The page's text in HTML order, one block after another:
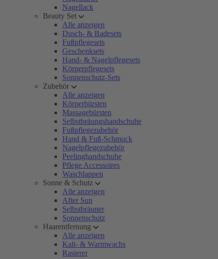
Nagellack
Beauty Set
Alle anzeigen
Dusch- & Badesets
Fußpflegesets
Geschenksets
Hand- & Nagelpflegesets
Körperpflegesets
Sonnenschutz-Sets
Zubehör
Alle anzeigen
Körperbürsten
Massagebürsten
Selbstbräungshandschuhe
Fußpflegezubehör
Hand & Fuß-Schmuck
Nagelpflegezubehör
Peelinghandschuhe
Pflege Accessoires
Waschlappen
Sonne & Schutz
Alle anzeigen
After Sun
Selbstbräuner
Sonnenschutz
Haarentfernung
Alle anzeigen
Kalt- & Warmwachs
Rasierer